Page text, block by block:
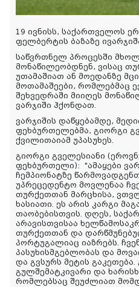
19 ივნისს, საქართველოს
ფელბერტის ბაზაზე
საწვრთნელ პროცესში
მონაწილეობდნენ, ვისაც
უთამაშიათ ან მოედანზე
მოთამაშეები, რომლებმაც
შეხვედრაში მიიღეს
ვარჯიში ჰქონდათ.
ვარჯიშის დაწყებამდე,
ფეხბურთელებმა, გიორგი
ქვილითაიამ უპასუხეს.
გიორგი გველესიანი
ფეხბურთელი): "ამაყები
ჩემპიონატზე
უპრეცედენტო მოვლენაა
თურქეთთან მარცხისა,
ხასიათი. ეს არის კარგი
თაობებისთვის. დღეს,
არავისთვისაა
თურქეთთან და
პორტუგალიაც იაზრებს.
პასუხისმგებლობას და
და გვსურს მეტის
გულშემატკივარი და
რომლებსაც შეუძლიათ